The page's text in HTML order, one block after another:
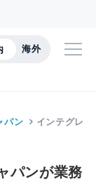
海外
パン インテグレ
パンが業務